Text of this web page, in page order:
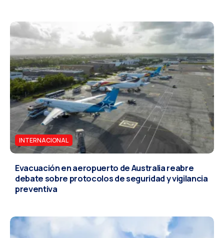
INTERNACIONAL
Evacuación en aeropuerto de Australia reabre
debate sobre protocolos de seguridad y vigilancia
preventiva